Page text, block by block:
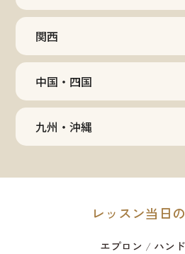
関西
中国・四国
九州・沖縄
レッスン当日
エプロン / ハン